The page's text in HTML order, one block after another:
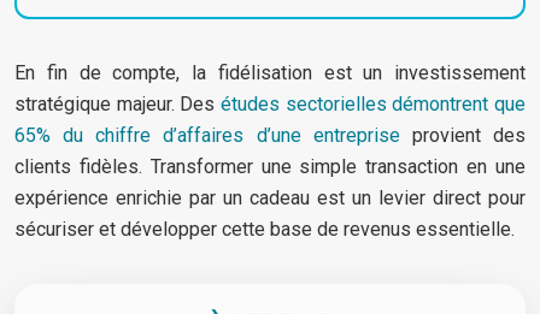
En fin de compte, la fidélisation est un investissement
stratégique majeur. Des études sectorielles démontrent que
65% du chiffre d’affaires d’une entrepriseprovient des
clients fidèles. Transformer une simple transaction en une
expérience enrichie par un cadeau est un levier direct pour
sécuriser et développer cette base de revenus essentielle.